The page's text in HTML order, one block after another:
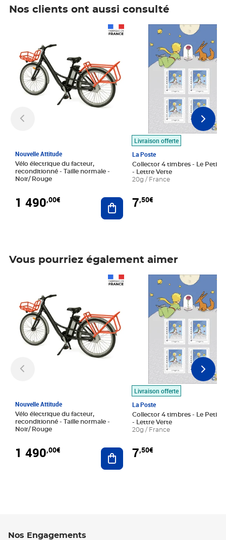
Nos clients ont aussi consulté
Nouvelle Attitude
Vélo électrique du facteur,
reconditionné - Taille normale -
Noir/ Rouge
1 490,00€ Ajouter au panier
Livraison offerte
La Poste
Collector 4 timbres - Le Petit
- Lettre Verte
20g / France
7,50€
Prix 7,50€
Vous pourriez également aimer
Nouvelle Attitude
Vélo électrique du facteur,
reconditionné - Taille normale -
Noir/ Rouge
1 490,00€ Ajouter au panier
Livraison offerte
La Poste
Collector 4 timbres - Le Petit
- Lettre Verte
20g / France
7,50€
Prix 7,50€
Nos Engagements